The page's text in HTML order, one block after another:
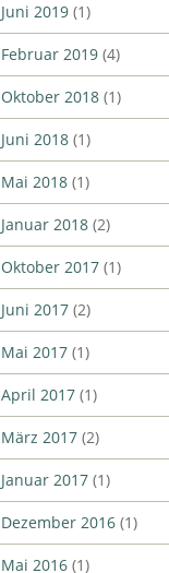
Juni 2019 (1)
Februar 2019 (4)
Oktober 2018 (1)
Juni 2018 (1)
Mai 2018 (1)
Januar 2018 (2)
Oktober 2017 (1)
Juni 2017 (2)
Mai 2017 (1)
April 2017 (1)
März 2017 (2)
Januar 2017 (1)
Dezember 2016 (1)
Mai 2016 (1)